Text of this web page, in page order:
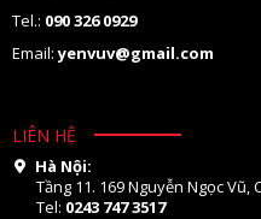
Tel.: 090 326 0929
Email:yenvuv@gmail.com
LIÊN HỆ
Hà Nội:
Tầng 11. 169 Nguyễn Ngọc Vũ,
Tel: 0243 747 3517